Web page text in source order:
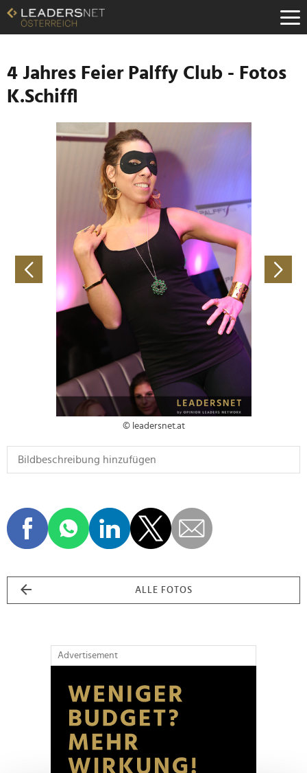
Zum
Inhalt
Zur
Navigation
Zur
Hauptnavigation
4 Jahres Feier Palffy Club - Fotos
K.Schiffl
© leadersnet.at
ALLE FOTOS
Advertisement